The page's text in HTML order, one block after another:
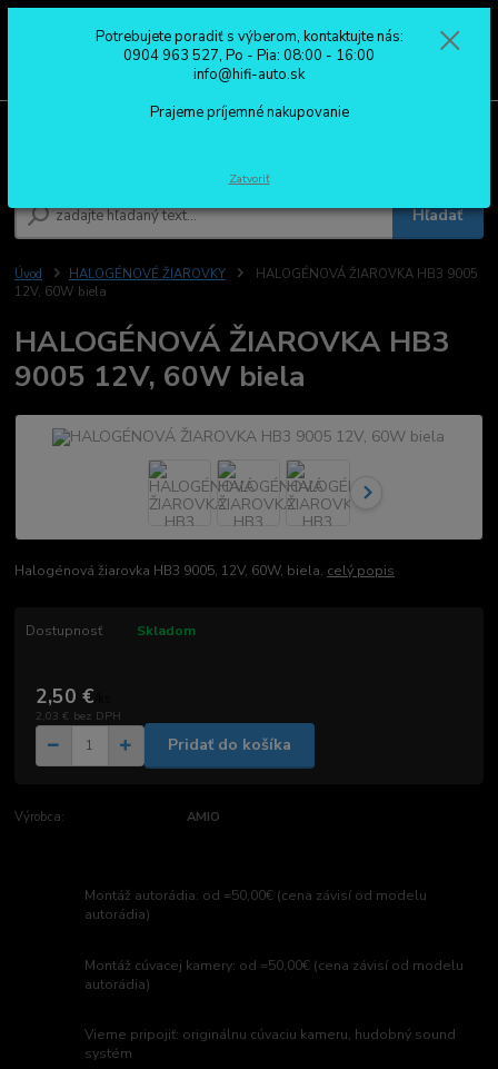
Hľadať
0904 963 527
Po - Pia: 08:00 - 16:00
Úvod HALOGÉNOVÉ ŽIAROVKY
HALOGÉNOVÁ ŽIAROVKA HB3 9005
12V, 60W biela
HALOGÉNOVÁ ŽIAROVKA HB3
9005 12V, 60W biela
Halogénová žiarovka HB3 9005, 12V, 60W, biela. celý popis
Dostupnosť Skladom
2,50 €
2,03 € bez DPH
Pridať do košíka
Výrobca: AMIO
Montáž autorádia: od =50,00€ (cena závisí od modelu
autorádia)
Montáž cúvacej kamery: od =50,00€ (cena závisí od modelu
autorádia)
Vieme pripojiť: originálnu cúvaciu kameru, hudobný sound
systém
Potrebujete poradiť s výberom, kontaktujte nás:
0904 963 527, Po - Pia: 08:00 - 16:00
info@hifi-auto.sk
Prajeme príjemné nakupovanie
Zatvoriť